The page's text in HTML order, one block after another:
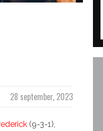
28 september, 2023
(9-3-1),